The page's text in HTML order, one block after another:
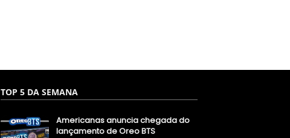
TOP 5 DA SEMANA
Americanas anuncia chegada do
lançamento de Oreo BTS